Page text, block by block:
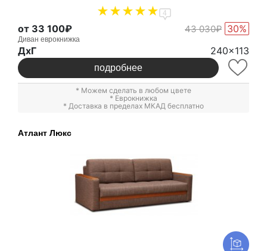
4
от 33 100₽ 43 030₽ 30%
Диван еврокнижка
ДxГ 240x113
подробнее
* Можем сделать в любом цвете
* Еврокнижка
* Доставка в пределах МКАД бесплатно
Атлант Люкс